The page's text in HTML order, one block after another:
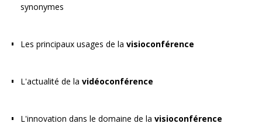
synonymes
Les principaux usages de la visioconférence
L'actualité de la vidéoconférence
L'innovation dans le domaine de la visioconférence